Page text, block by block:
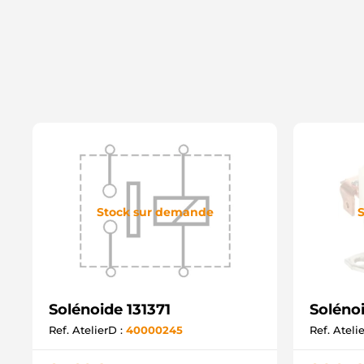
Stock sur demande
Solénoide 131371
Ref. AtelierD : 40000245 Ref.